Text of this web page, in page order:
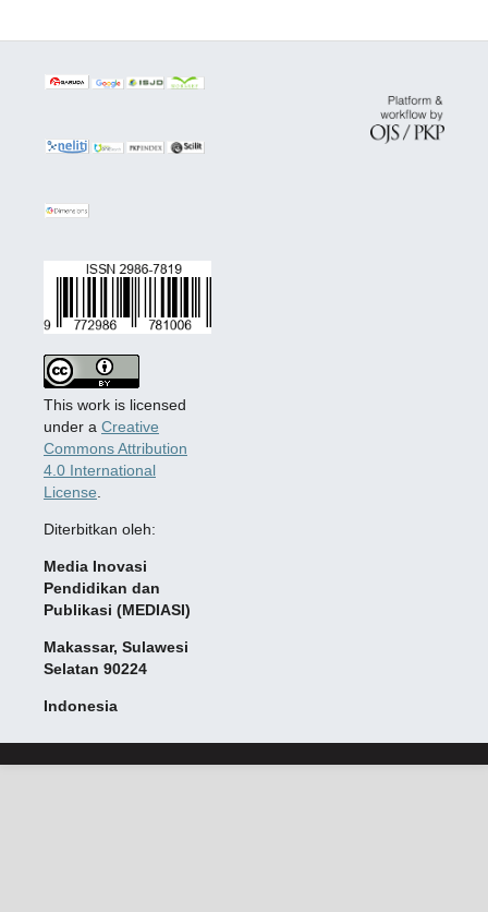
This work is licensed
under a Creative
Commons Attribution
4.0 International
License
Diterbitkan oleh:
Media Inovasi
Pendidikan dan
Publikasi (MEDIASI)
Makassar, Sulawesi
Selatan 90224
Indonesia